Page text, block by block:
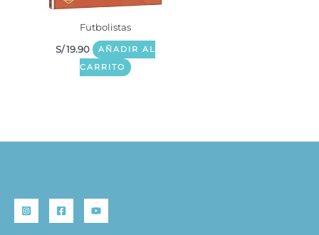
Futbolistas
S/19.90
AÑADIR AL
CARRITO